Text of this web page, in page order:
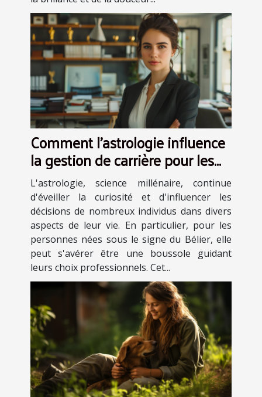
Comment l'astrologie influence
la gestion de carrière pour les
Béliers
L'astrologie, science millénaire, continue
d'éveiller la curiosité et d'influencer les
décisions de nombreux individus dans divers
aspects de leur vie. En particulier, pour les
personnes nées sous le signe du Bélier, elle
peut s'avérer être une boussole guidant
leurs choix professionnels. Cet...